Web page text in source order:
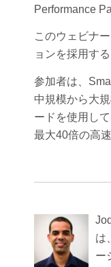
Performance
このウェビナ
ョンを採用す
参加者は、
中規模から大
ードを使用し
最大40倍の高
は
ー